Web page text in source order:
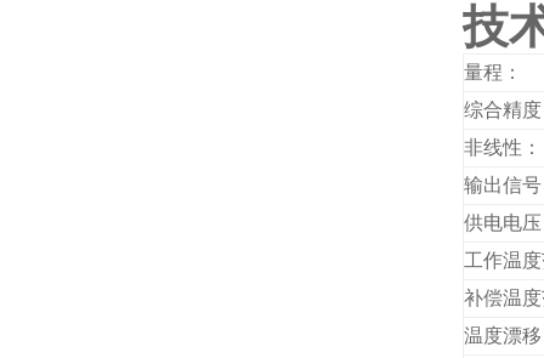
技
量程：
综合精
非线性：
输出信
供电电
工作温
补偿温
温度漂移